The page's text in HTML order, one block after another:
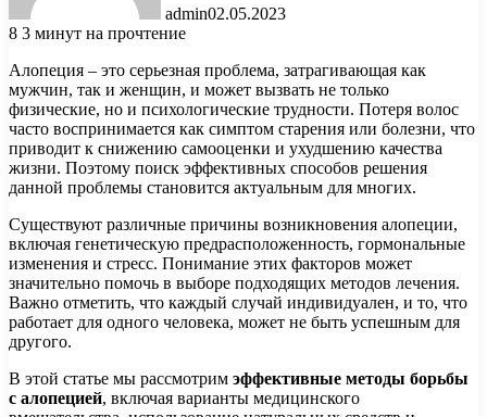
admin02.05.2023
8 3 минут на прочтение
Алопеция – это серьезная проблема, затрагивающая как
мужчин, так и женщин, и может вызвать не только
физические, но и психологические трудности. Потеря волос
часто воспринимается как симптом старения или болезни, что
приводит к снижению самооценки и ухудшению качества
жизни. Поэтому поиск эффективных способов решения
данной проблемы становится актуальным для многих.
Существуют различные причины возникновения алопеции,
включая генетическую предрасположенность, гормональные
изменения и стресс. Понимание этих факторов может
значительно помочь в выборе подходящих методов лечения.
Важно отметить, что каждый случай индивидуален, и то, что
работает для одного человека, может не быть успешным для
другого.
В этой статье мы рассмотрим эффективные методы борьбы
с алопецией, включая варианты медицинского